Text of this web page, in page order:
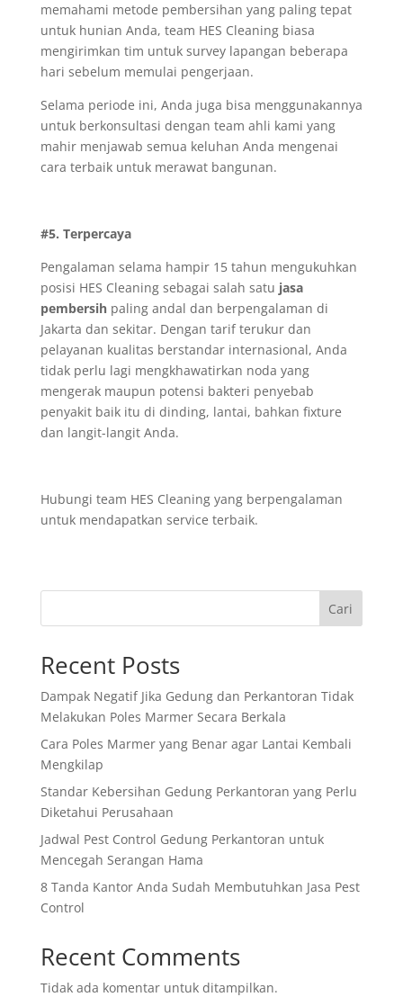
memahami metode pembersihan yang paling tepat
untuk hunian Anda, team HES Cleaning biasa
mengirimkan tim untuk survey lapangan beberapa
hari sebelum memulai pengerjaan.
Selama periode ini, Anda juga bisa menggunakannya
untuk berkonsultasi dengan team ahli kami yang
mahir menjawab semua keluhan Anda mengenai
cara terbaik untuk merawat bangunan.
#5. Terpercaya
Pengalaman selama hampir 15 tahun mengukuhkan
posisi HES Cleaning sebagai salah satu jasa
pembersih paling andal dan berpengalaman di
Jakarta dan sekitar. Dengan tarif terukur dan
pelayanan kualitas berstandar internasional, Anda
tidak perlu lagi mengkhawatirkan noda yang
mengerak maupun potensi bakteri penyebab
penyakit baik itu di dinding, lantai, bahkan fixture
dan langit-langit Anda.
Hubungi team HES Cleaning yang berpengalaman
untuk mendapatkan service terbaik.
Cari
Recent Posts
Dampak Negatif Jika Gedung dan Perkantoran Tidak
Melakukan Poles Marmer Secara Berkala
Cara Poles Marmer yang Benar agar Lantai Kembali
Mengkilap
Standar Kebersihan Gedung Perkantoran yang Perlu
Diketahui Perusahaan
Jadwal Pest Control Gedung Perkantoran untuk
Mencegah Serangan Hama
8 Tanda Kantor Anda Sudah Membutuhkan Jasa Pest
Control
Recent Comments
Tidak ada komentar untuk ditampilkan.